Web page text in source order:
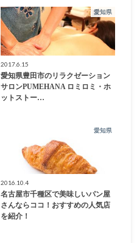
愛知県
2017.6.15
愛知県豊田市のリラクゼーション
サロンPUMEHANA ロミロミ・ホ
ットストー…
愛知県
2016.10.4
名古屋市千種区で美味しいパン屋
さんならココ！おすすめの人気店
を紹介！